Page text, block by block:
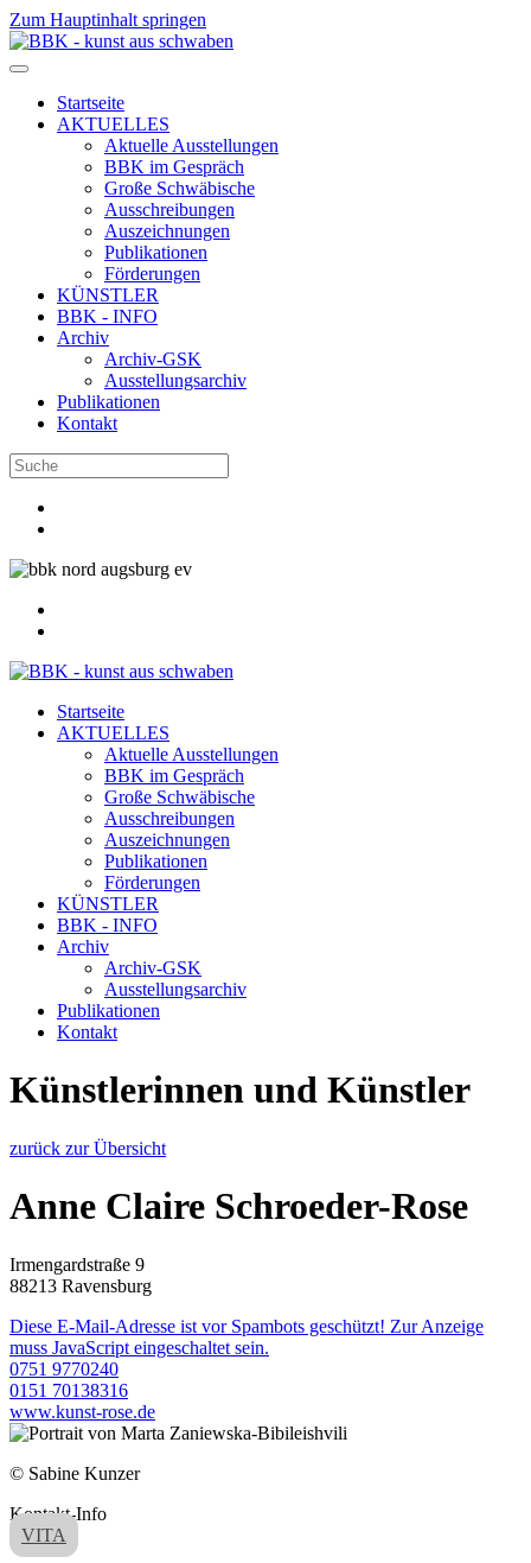
Zum Hauptinhalt springen
Startseite
AKTUELLES
Aktuelle Ausstellungen
BBK im Gespräch
Große Schwäbische
Ausschreibungen
Auszeichnungen
Publikationen
Förderungen
KÜNSTLER
BBK - INFO
Archiv
Archiv-GSK
Ausstellungsarchiv
Publikationen
Kontakt
Startseite
AKTUELLES
Aktuelle Ausstellungen
BBK im Gespräch
Große Schwäbische
Ausschreibungen
Auszeichnungen
Publikationen
Förderungen
KÜNSTLER
BBK - INFO
Archiv
Archiv-GSK
Ausstellungsarchiv
Publikationen
Kontakt
Künstlerinnen und Künstler
zurück zur Übersicht
Anne Claire Schroeder-Rose
Irmengardstraße 9
88213 Ravensburg
Diese E-Mail-Adresse ist vor Spambots geschützt! Zur Anzeige
muss JavaScript eingeschaltet sein.
0751 9770240
0151 70138316
www.kunst-rose.de
© Sabine Kunzer
Kontakt-Info
VITA